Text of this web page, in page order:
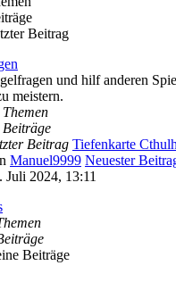
Beitrag
und hilf anderen
meistern.
Themen
Beiträge
Beitrag Tiefenkarte
Manuel9999 Neuester
Juli 2024, 13:11
Beiträge